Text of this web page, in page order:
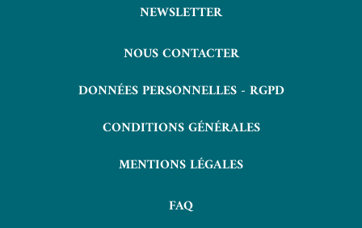
NEWSLETTER
NOUS CONTACTER
DONNÉES PERSONNELLES - RGPD
CONDITIONS GÉNÉRALES
MENTIONS LÉGALES
FAQ